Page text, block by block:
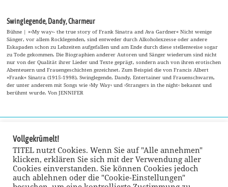
Swinglegende, Dandy, Charmeur
Bühne | »›My way‹- the true story of Frank Sinatra and Ava Gardner« Nicht wenige
Sänger, vor allem Rocklegenden, sind entweder durch Alkoholexzesse oder andere
Eskapaden schon zu Lebzeiten aufgefallen und am Ende durch diese stellenweise sogar
zu Tode gekommen. Die Biographien anderer Autoren und Sänger wiederum sind nicht
nur von der Qualität ihrer Lieder und Texte geprägt, sondern auch von ihren erotischen
Abenteuern und Frauengeschichten gezeichnet. Zum Beispiel die von Francis Albert
»Frank« Sinatra (1915-1998), Swinglegende, Dandy, Entertainer und Frauenschwarm,
der unter anderem mit Songs wie ›My Way‹ und ›Strangers in the night‹ bekannt und
berühmt wurde. Von JENNIFER
Vollgekrümelt!
TITEL nutzt Cookies. Wenn Sie auf "Alle annehmen"
klicken, erklären Sie sich mit der Verwendung aller
Cookies einverstanden. Sie können Cookies jedoch
auch ablehnen oder die "Cookie-Einstellungen"